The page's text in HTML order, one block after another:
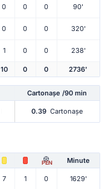
0 0 0 90'
0 0 0 320'
1 0 0 238'
10 0 0 2736'
Cartonașe /90 min
0.39 Cartonașe
PEN Minute
7 1 0 1629'